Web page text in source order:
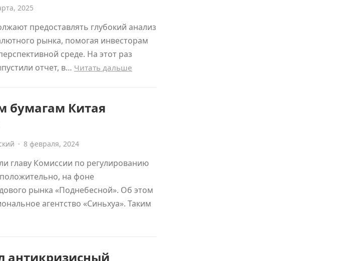
2025
предоставлять глубокий анализ
рынка, помогая инвесторам
среде. На этот раз
отчет, в… Читать дальше
бумагам Китая
· 8 февраля, 2024
главу Комиссии по регулированию
на фоне
рынка «Поднебесной». Об этом
агентство «Синьхуа». Таким
антикризисный